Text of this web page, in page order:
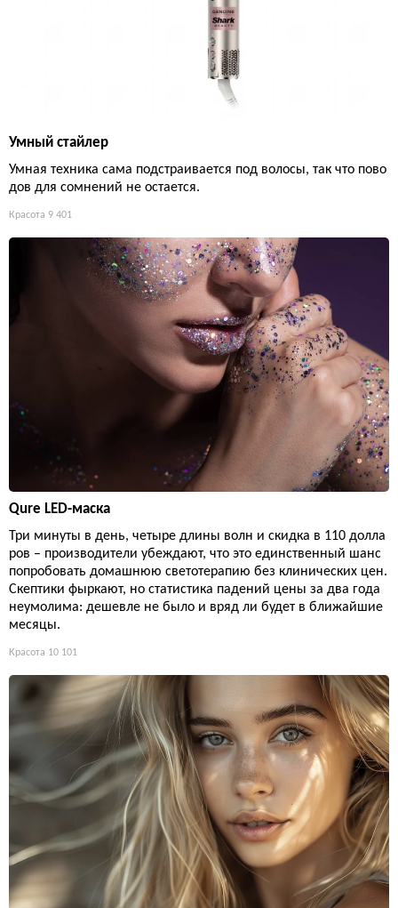
Умный стайлер
Умная техника сама подстраивается под волосы, так что пово
дов для сомнений не остается.
Красота 9 401
Qure LED-маска
Три минуты в день, четыре длины волн и скидка в 110 долла
ров – производители убеждают, что это единственный шанс
попробовать домашнюю светотерапию без клинических цен.
Скептики фыркают, но статистика падений цены за два года
неумолима: дешевле не было и вряд ли будет в ближайшие
месяцы.
Красота 10 101